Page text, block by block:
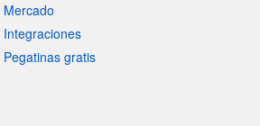
Mercado
Integraciones
Pegatinas gratis